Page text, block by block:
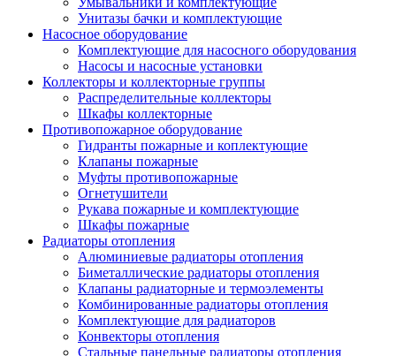
Унитазы бачки и комплектующие
Насосное оборудование
Комплектующие для насосного оборудования
Насосы и насосные установки
Коллекторы и коллекторные группы
Распределительные коллекторы
Шкафы коллекторные
Противопожарное оборудование
Гидранты пожарные и коплектующие
Клапаны пожарные
Муфты противопожарные
Огнетушители
Рукава пожарные и комплектующие
Шкафы пожарные
Радиаторы отопления
Алюминиевые радиаторы отопления
Биметаллические радиаторы отопления
Клапаны радиаторные и термоэлементы
Комбинированные радиаторы отопления
Комплектующие для радиаторов
Конвекторы отопления
Стальные панельные радиаторы отопления